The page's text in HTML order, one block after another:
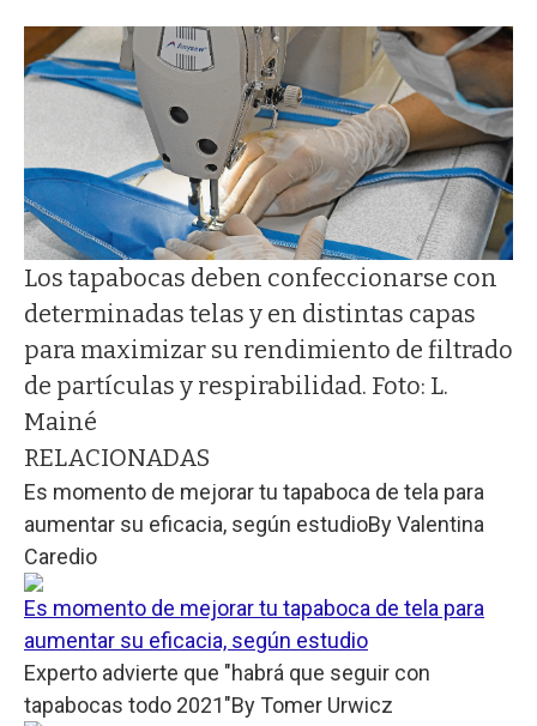
Los tapabocas deben confeccionarse con
determinadas telas y en distintas capas
para maximizar su rendimiento de filtrado
de partículas y respirabilidad. Foto: L.
Mainé
RELACIONADAS
Es momento de mejorar tu tapaboca de tela para
aumentar su eficacia, según estudioByValentina
Caredio
Es momento de mejorar tu tapaboca de tela para
aumentar su eficacia, según estudio
Experto advierte que "habrá que seguir con
tapabocas todo 2021"By Tomer Urwicz